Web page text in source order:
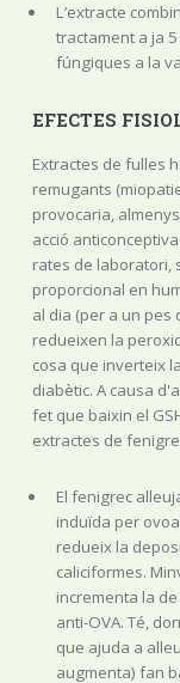
L’extracte
tractament a ja
fúngiques a la
EFECTES
Extractes de fulles
remugants
provocaria,
acció
rates de laboratori,
proporcional en
al dia (per a un pes
redueixen la
cosa que inverteix
diabètic. A causa
fet que baixin el
extractes de
El fenigrec
induïda per
redueix la
caliciformes.
incrementa la de
anti-OVA. Té,
que ajuda a
augmenta) fan